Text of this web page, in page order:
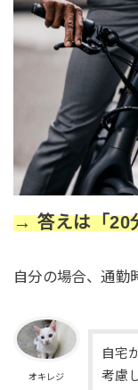
→ 答えは「20
自分の場合、通勤
オキレジ
自宅
考慮